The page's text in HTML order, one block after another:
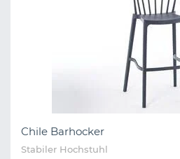
Chile Barhocker
Stabiler Hochstuhl